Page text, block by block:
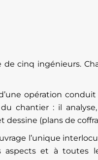
de cinq ingénieurs.
opération
chantier : il
dessine (plans de
l’unique
aspects et à toutes